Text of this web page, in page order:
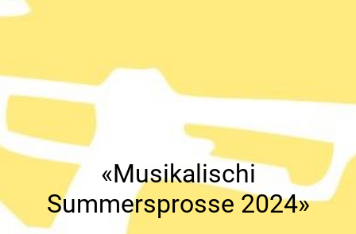
«Musikalischi
Summersprosse 2024»